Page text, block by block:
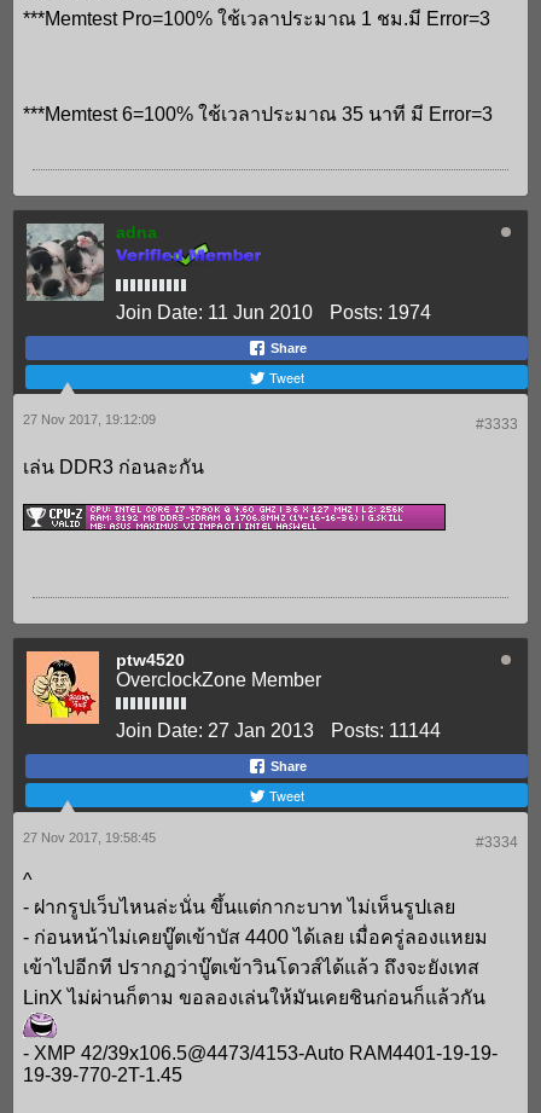
***Memtest Pro=100% ใช้เวลาประมาณ 1 ชม.มี Error=3
***Memtest 6=100% ใช้เวลาประมาณ 35 นาที มี Error=3
adna
Join Date: 11 Jun 2010 Posts: 1974
Share
Tweet
#3333
27 Nov 2017, 19:12:09
เล่น DDR3 ก่อนละกัน
ptw4520
OverclockZone Member
Join Date: 27 Jan 2013 Posts: 11144
Share
Tweet
#3334
27 Nov 2017, 19:58:45
^
- ฝากรูปเว็บไหนล่ะนั่น ขึ้นแต่กากะบาท ไม่เห็นรูปเลย
- ก่อนหน้าไม่เคยบู๊ตเข้าบัส 4400 ได้เลย เมื่อครู่ลองแหยม
เข้าไปอีกที ปรากฏว่าบู๊ตเข้าวินโดวส์ได้แล้ว ถึงจะยังเทส
LinX ไม่ผ่านก็ตาม ขอลองเล่นให้มันเคยชินก่อนก็แล้วกัน
- XMP 42/39x106.5@4473/4153-Auto RAM4401-19-19-
19-39-770-2T-1.45